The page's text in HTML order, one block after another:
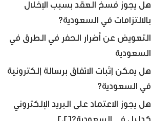
هل يجوز فسخ العقد بسبب الإخلال
بالالتزامات في السعودية؟
التعويض عن أضرار الحفر في الطرق في
السعودية
هل يمكن إثبات الاتفاق برسالة إلكترونية
في السعودية؟
هل يجوز الاعتماد على البريد الإلكتروني